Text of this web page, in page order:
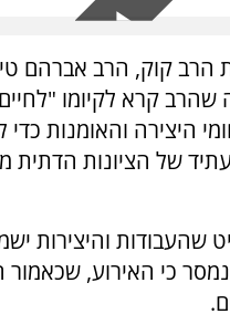
קוק, הרב אברהם
קרא לקיומו
היצירה והאומנות
של הציונות הדתית
שהעבודות והיצירות
כי האירוע, שכאמור